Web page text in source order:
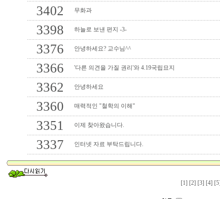
3402 무화과
3398 하늘로 보낸 편지 -3-
3376 안녕하세요? 교수님^^
3366 '다른 의견을 가질 권리'와 4.19국립묘지
3362 안녕하세요
3360 매력적인 "철학의 이해"
3351 이제 찾아왔습니다.
3337 인터넷 자료 부탁드립니다.
[1] [2] [3] [4]